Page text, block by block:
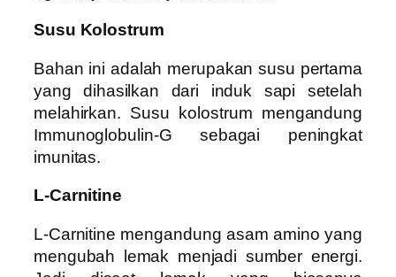
Susu Kolostrum
Bahan ini adalah merupakan susu pertama
yang dihasilkan dari induk sapi setelah
melahirkan. Susu kolostrum mengandung
Immunoglobulin-G sebagai peningkat
imunitas.
L-Carnitine
L-Carnitine mengandung asam amino yang
mengubah lemak menjadi sumber energi.